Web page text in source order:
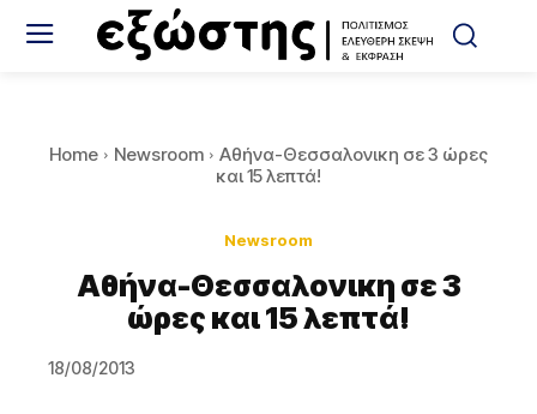
Home Newsroom
Αθήνα-Θεσσαλονικη σε 3 ώρες
και 15 λεπτά!
Newsroom
Αθήνα-Θεσσαλονικη σε 3
ώρες και 15 λεπτά!
18/08/2013